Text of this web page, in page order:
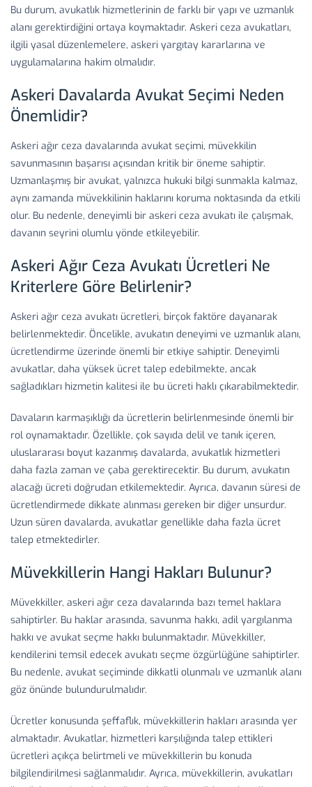
Bu durum, avukatlık hizmetlerinin de farklı bir yapı ve uzmanlık
alanı gerektirdiğini ortaya koymaktadır. Askeri ceza avukatları,
ilgili yasal düzenlemelere, askeri yargıtay kararlarına ve
uygulamalarına hakim olmalıdır.
Askeri Davalarda Avukat Seçimi Neden
Önemlidir?
Askeri ağır ceza davalarında avukat seçimi, müvekkilin
savunmasının başarısı açısından kritik bir öneme sahiptir.
Uzmanlaşmış bir avukat, yalnızca hukuki bilgi sunmakla kalmaz,
aynı zamanda müvekkilinin haklarını koruma noktasında da etkili
olur. Bu nedenle, deneyimli bir askeri ceza avukatı ile çalışmak,
davanın seyrini olumlu yönde etkileyebilir.
Askeri Ağır Ceza Avukatı Ücretleri Ne
Kriterlere Göre Belirlenir?
Askeri ağır ceza avukatı ücretleri, birçok faktöre dayanarak
belirlenmektedir. Öncelikle, avukatın deneyimi ve uzmanlık alanı,
ücretlendirme üzerinde önemli bir etkiye sahiptir. Deneyimli
avukatlar, daha yüksek ücret talep edebilmekte, ancak
sağladıkları hizmetin kalitesi ile bu ücreti haklı çıkarabilmektedir.
Davaların karmaşıklığı da ücretlerin belirlenmesinde önemli bir
rol oynamaktadır. Özellikle, çok sayıda delil ve tanık içeren,
uluslararası boyut kazanmış davalarda, avukatlık hizmetleri
daha fazla zaman ve çaba gerektirecektir. Bu durum, avukatın
alacağı ücreti doğrudan etkilemektedir. Ayrıca, davanın süresi de
ücretlendirmede dikkate alınması gereken bir diğer unsurdur.
Uzun süren davalarda, avukatlar genellikle daha fazla ücret
talep etmektedirler.
Müvekkillerin Hangi Hakları Bulunur?
Müvekkiller, askeri ağır ceza davalarında bazı temel haklara
sahiptirler. Bu haklar arasında, savunma hakkı, adil yargılanma
hakkı ve avukat seçme hakkı bulunmaktadır. Müvekkiller,
kendilerini temsil edecek avukatı seçme özgürlüğüne sahiptirler.
Bu nedenle, avukat seçiminde dikkatli olunmalı ve uzmanlık alanı
göz önünde bulundurulmalıdır.
Ücretler konusunda şeffaflık, müvekkillerin hakları arasında yer
almaktadır. Avukatlar, hizmetleri karşılığında talep ettikleri
ücretleri açıkça belirtmeli ve müvekkillerin bu konuda
bilgilendirilmesi sağlanmalıdır. Ayrıca, müvekkillerin, avukatları